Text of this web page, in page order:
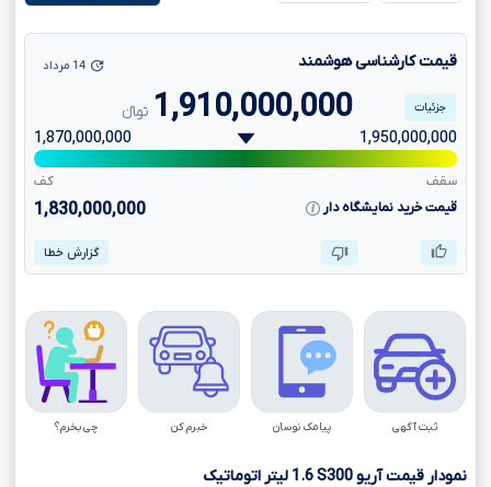
قیمت کارشناسی هوشمند
1,910,000,000 تومانءءء
14 مرداد
جزئیات
1,950,000,000
1,870,000,000
سقف
کف
قیمت خرید نمایشگاه دار
1,830,000,000
گزارش خطا
ثبت آگهی پیامک نوسان خبرم کن چی بخرم؟
نمودار قیمت آریوS300
1.6 لیتر اتوماتیک